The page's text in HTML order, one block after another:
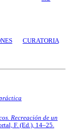
CURATORIA
Recreación de un
F. (Ed.), 14–25.